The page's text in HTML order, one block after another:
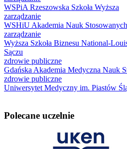
WSPiA Rzeszowska Szkoła Wyższa
zarządzanie
WSHiU Akademia Nauk
zarządzanie
Wyższa Szkoła Biznesu National-
Sączu
zdrowie publiczne
Gdańska Akademia Medyczna Nauk
zdrowie publiczne
Uniwersytet Medyczny im. Piastów
Polecane uczelnie